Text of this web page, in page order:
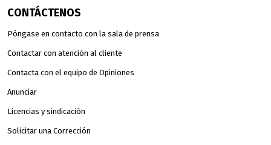
CONTÁCTENOS
Póngase en contacto con la sala de prensa
Contactar con atención al cliente
Contacta con el equipo de Opiniones
Anunciar
Licencias y sindicación
Solicitar una Corrección